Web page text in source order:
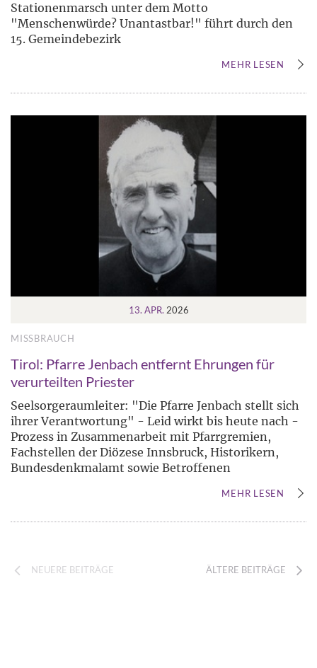
Stationenmarsch unter dem Motto
"Menschenwürde? Unantastbar!" führt durch den
15. Gemeindebezirk
MEHR LESEN
13. APR. 2026
MISSBRAUCH
Tirol: Pfarre Jenbach entfernt Ehrungen für
verurteilten Priester
Seelsorgeraumleiter: "Die Pfarre Jenbach stellt sich
ihrer Verantwortung" - Leid wirkt bis heute nach -
Prozess in Zusammenarbeit mit Pfarrgremien,
Fachstellen der Diözese Innsbruck, Historikern,
Bundesdenkmalamt sowie Betroffenen
MEHR LESEN
NEUERE BEITRÄGE ÄLTERE BEITRÄGE